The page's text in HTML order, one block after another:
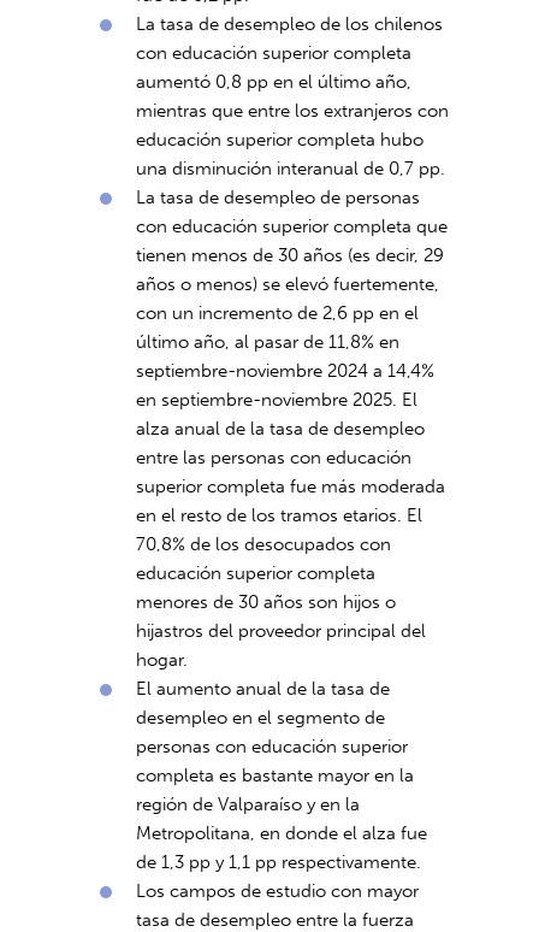
La tasa de desempleo de los chilenos
con educación superior completa
aumentó 0,8 pp en el último año,
mientras que entre los extranjeros con
educación superior completa hubo
una disminución interanual de 0,7 pp.
La tasa de desempleo de personas
con educación superior completa que
tienen menos de 30 años (es decir, 29
años o menos) se elevó fuertemente,
con un incremento de 2,6 pp en el
último año, al pasar de 11,8% en
septiembre-noviembre 2024 a 14,4%
en septiembre-noviembre 2025. El
alza anual de la tasa de desempleo
entre las personas con educación
superior completa fue más moderada
en el resto de los tramos etarios. El
70,8% de los desocupados con
educación superior completa
menores de 30 años son hijos o
hijastros del proveedor principal del
hogar.
El aumento anual de la tasa de
desempleo en el segmento de
personas con educación superior
completa es bastante mayor en la
región de Valparaíso y en la
Metropolitana, en donde el alza fue
de 1,3 pp y 1,1 pp respectivamente.
Los campos de estudio con mayor
tasa de desempleo entre la fuerza